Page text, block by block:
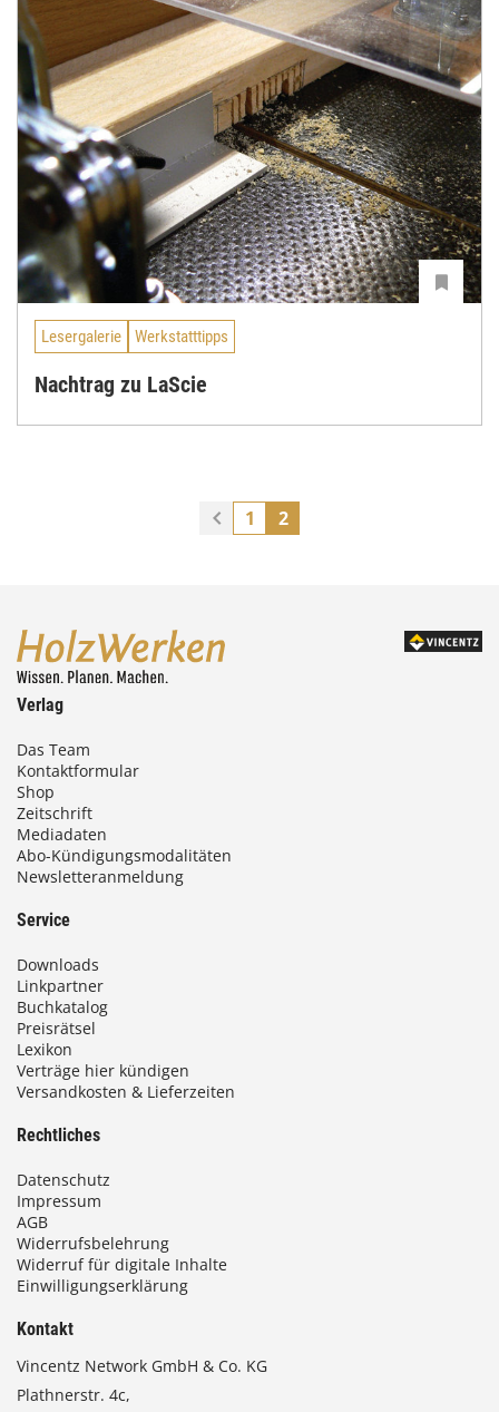
Lesergalerie Werkstatttipps
Nachtrag zu LaScie
1 2
Verlag
Das Team
Kontaktformular
Shop
Zeitschrift
Mediadaten
Abo-Kündigungsmodalitäten
Newsletteranmeldung
Service
Downloads
Linkpartner
Buchkatalog
Preisrätsel
Lexikon
Verträge hier kündigen
Versandkosten & Lieferzeiten
Rechtliches
Datenschutz
Impressum
AGB
Widerrufsbelehrung
Widerruf für digitale Inhalte
Einwilligungserklärung
Kontakt
Vincentz Network GmbH & Co. KG
Plathnerstr. 4c,